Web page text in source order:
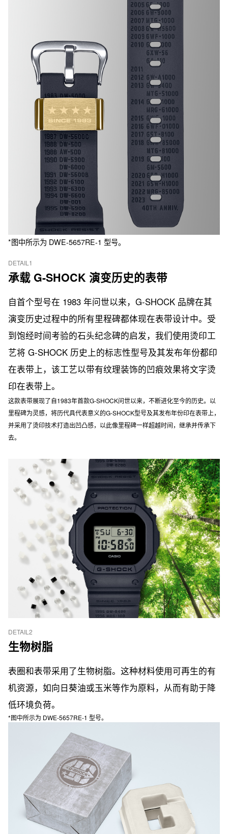
*图中所示为 DWE-5657RE-1 型号。
DETAIL1
承载 G-SHOCK 演变历史的表带
自首个型号在 1983 年问世以来，G-SHOCK 品牌在其
演变历史过程中的所有里程碑都体现在表带设计中。受
到饱经时间考验的石头纪念碑的启发，我们使用烫印工
艺将 G-SHOCK 历史上的标志性型号及其发布年份都印
在表带上，该工艺以带有纹理装饰的凹痕效果将文字烫
印在表带上。
这款表带展现了自1983年首款G-SHOCK问世以来，不断进化至今的历史。以
里程碑为灵感，将历代具代表意义的G-SHOCK型号及其发布年份印在表带上，
并采用了烫印技术打造出凹凸感，以此像里程碑一样超越时间，继承并传承下
去。
DETAIL2
生物树脂
表圈和表带采用了生物树脂。这种材料使用可再生的有
机资源，如向日葵油或玉米等作为原料，从而有助于降
低环境负荷。
*图中所示为 DWE-5657RE-1 型号。